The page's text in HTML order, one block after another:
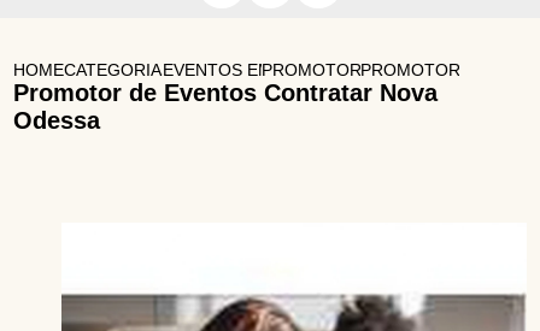
HOMECATEGORIASEVENTOS EMPRESARIAIS
PROMOTORA DE EVENTOS
PROMOTOR DE
Promotor de Eventos Contratar Nova
Odessa